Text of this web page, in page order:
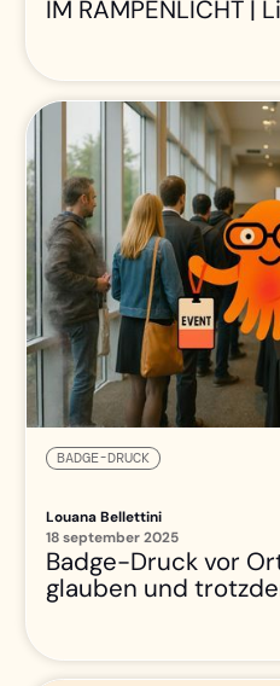
IM RAMPENLICHT |
BADGE-DRUCK
Louana Bellettini
18 september 2025
Badge-Druck vor
glauben und